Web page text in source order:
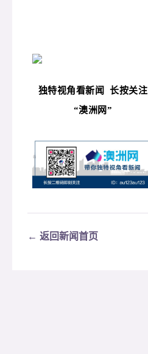
独特视角看新闻长按关注
“澳洲网”
← 返回新闻首页